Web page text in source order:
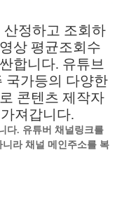
산정하고 조회하
상 평균조회수
합니다. 유튜브
국가등의 다양한
콘텐츠 제작자
져갑니다.
다. 유튜버 채널링크를
라 채널 메인주소를 복